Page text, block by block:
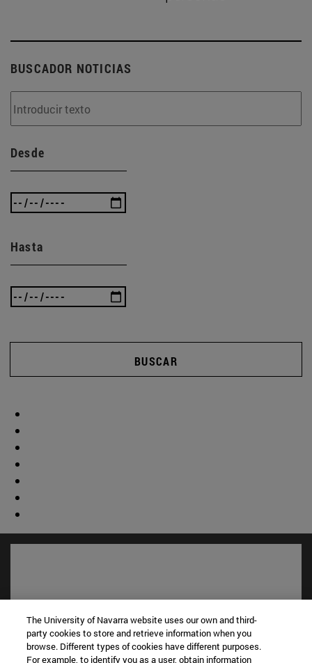
BUSCADOR NOTICIAS
Desde
Hasta
BUSCAR
The University of Navarra website uses our own and third-
party cookies to store and retrieve information when you
browse. Different types of cookies have different purposes.
For example, to identify you as a user, obtain information